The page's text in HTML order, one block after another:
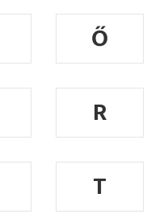
Ő
R
T